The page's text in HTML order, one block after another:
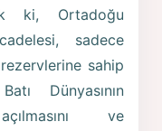
ki, Ortadoğu
sadece
sahip
Dünyasının
ve